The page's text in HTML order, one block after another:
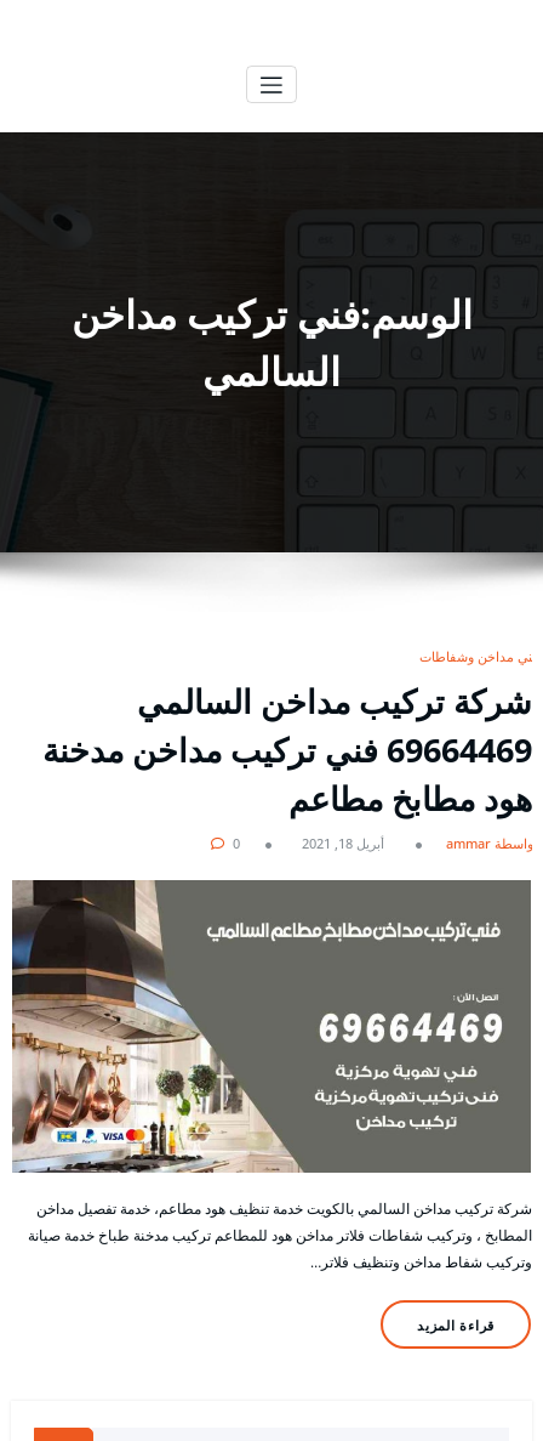
الوسم:فني تركيب مداخن
السالمي
فني مداخن وشفاطات
شركة تركيب مداخن السالمي
69664469 فني تركيب مداخن مدخنة
هود مطابخ مطاعم
بواسطة ammar أبريل 18, 2021 0
شركة تركيب مداخن السالمي بالكويت خدمة تنظيف هود مطاعم، خدمة تفصيل مداخن
المطابخ ، وتركيب شفاطات فلاتر مداخن هود للمطاعم تركيب مدخنة طباخ خدمة صيانة
وتركيب شفاط مداخن وتنظيف فلاتر…
قراءة المزيد